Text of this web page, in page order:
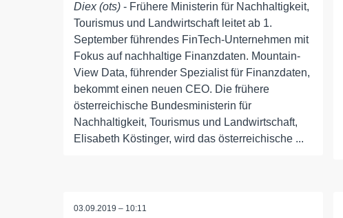
Diex (ots) - Frühere Ministerin für Nachhaltigkeit,
Tourismus und Landwirtschaft leitet ab 1.
September führendes FinTech-Unternehmen mit
Fokus auf nachhaltige Finanzdaten. Mountain-
View Data, führender Spezialist für Finanzdaten,
bekommt einen neuen CEO. Die frühere
österreichische Bundesministerin für
Nachhaltigkeit, Tourismus und Landwirtschaft,
Elisabeth Köstinger, wird das österreichische ...
03.09.2019 – 10:11